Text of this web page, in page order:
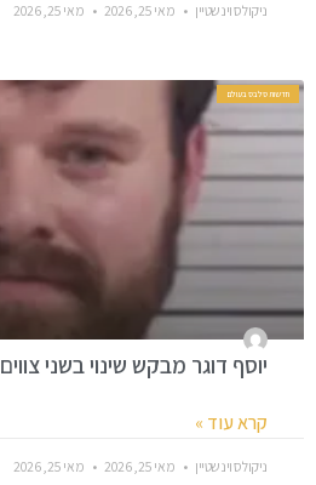
ניקולס וינשטיין מאי 25, 2026 מאי 25, 2026
חדשות סלבס בעולם
יוסף דוגר מבקש שינוי בשני
קרא עוד »
ניקולס וינשטיין מאי 25, 2026 מאי 25, 2026